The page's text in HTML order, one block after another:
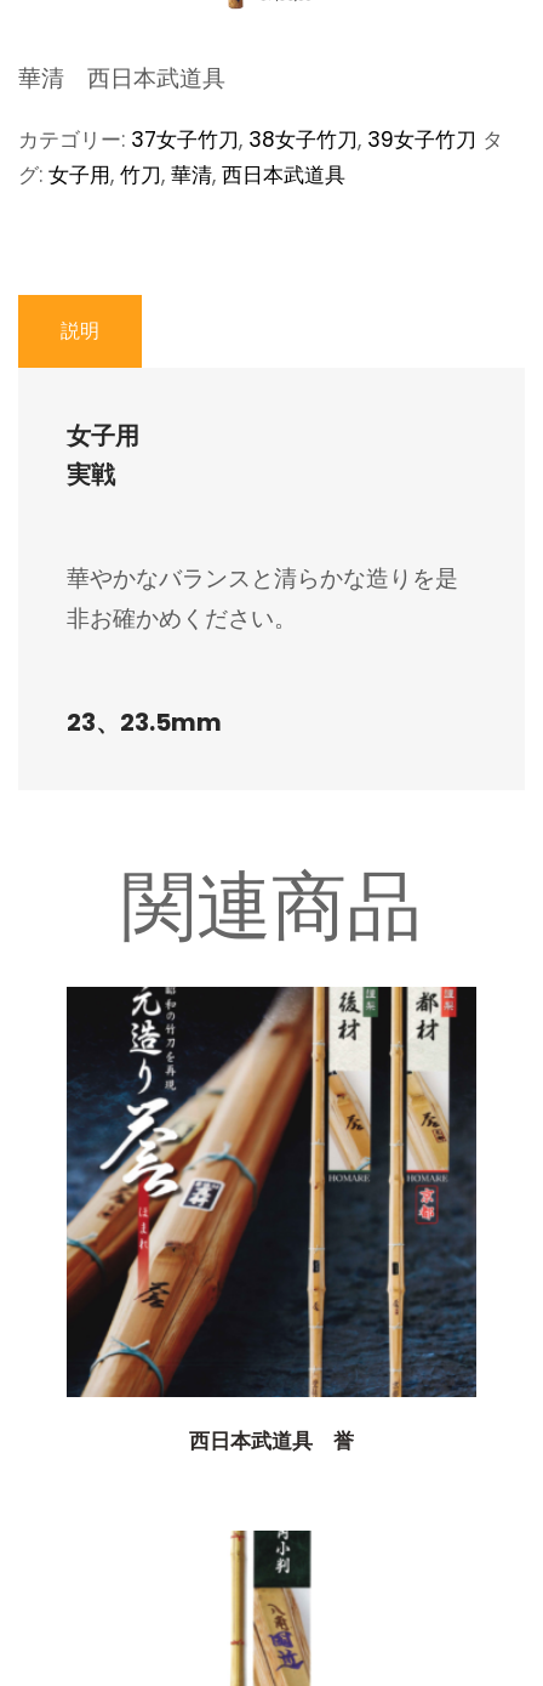
華清 西日本武道具
カテゴリー: 37女子竹刀, 38女子竹刀, 39女子竹刀 タ
グ: 女子用, 竹刀, 華清, 西日本武道具
説明
女子用
実戦
華やかなバランスと清らかな造りを是
非お確かめください。
23、23.5mm
関連商品
西日本武道具 誉